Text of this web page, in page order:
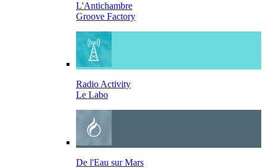
L'Antichambre
Groove Factory
Radio Activity
Le Labo
De l'Eau sur Mars